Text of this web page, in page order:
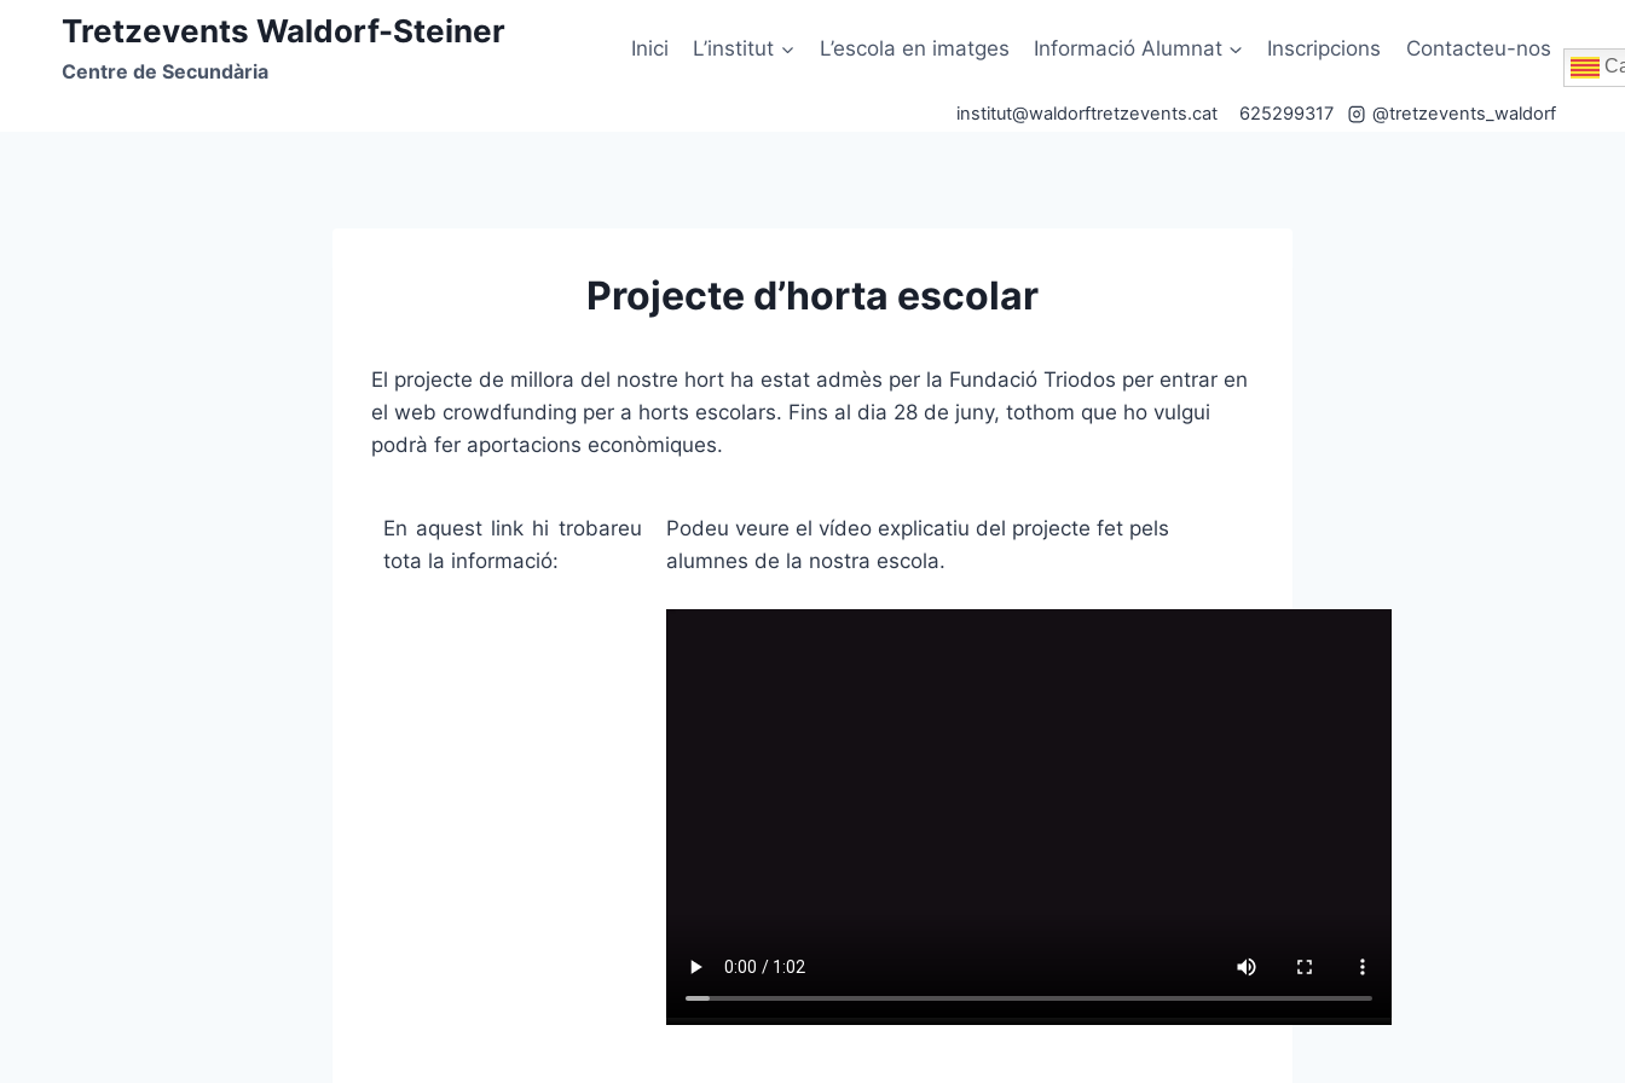
contingut
Tretzevents Waldorf-Steiner
Centre de Secundària
Inici L’institut L’escola en imatges Informació Alumnat Inscripcions Contacteu-nos
institut@waldorftretzevents.cat 625299317 @tretzevents_waldorf
Projecte d’horta escolar
El projecte de millora del nostre hort ha estat admès per la Fundació Triodos per entrar en
el web crowdfunding per a horts escolars. Fins al dia 28 de juny, tothom que ho vulgui
podrà fer aportacions econòmiques.
En aquest link hi trobareu
tota la informació:
Podeu veure el vídeo explicatiu del projecte fet pels
alumnes de la nostra escola.